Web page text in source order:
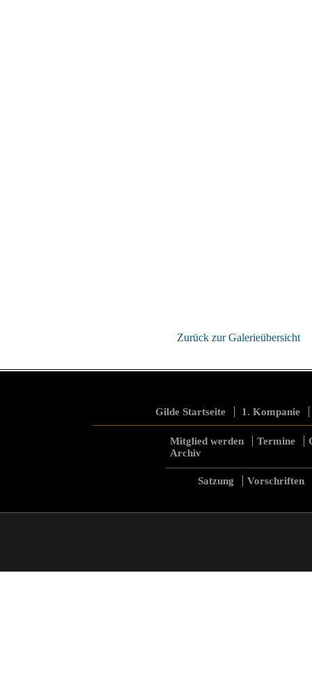
Zurück zur Galerieübersicht
Gilde Startseite 1. Kompanie
Mitglied werden Termine
Archiv
Satzung Vorschriften